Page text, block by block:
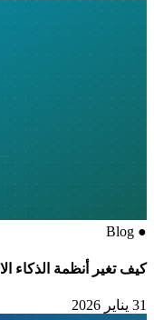
●
Blog
كيف تغير أنظمة الذكاء
31 يناير 2026